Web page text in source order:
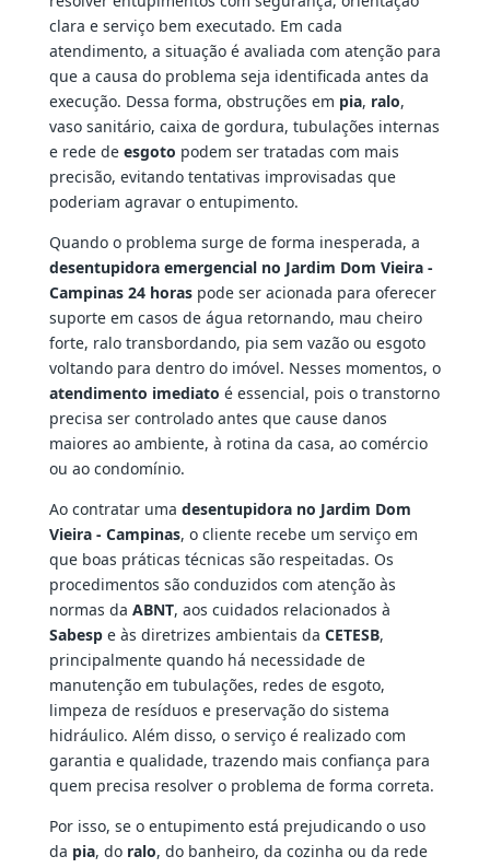
clara e serviço bem executado. Em cada
atendimento, a situação é avaliada com atenção para
que a causa do problema seja identificada antes da
execução. Dessa forma, obstruções em pia, ralo,
vaso sanitário, caixa de gordura, tubulações internas
e rede de esgoto podem ser tratadas com mais
precisão, evitando tentativas improvisadas que
poderiam agravar o entupimento.
Quando o problema surge de forma inesperada, a
desentupidora emergencial no Jardim Dom Vieira -
Campinas 24 horaspode ser acionada para oferecer
suporte em casos de água retornando, mau cheiro
forte, ralo transbordando, pia sem vazão ou esgoto
voltando para dentro do imóvel. Nesses momentos, o
atendimento imediato é essencial, pois o transtorno
precisa ser controlado antes que cause danos
maiores ao ambiente, à rotina da casa, ao comércio
ou ao condomínio.
Ao contratar uma desentupidora no Jardim Dom
Vieira - Campinas, o cliente recebe um serviço em
que boas práticas técnicas são respeitadas. Os
procedimentos são conduzidos com atenção às
normas da ABNT, aos cuidados relacionados à
Sabespe às diretrizes ambientais da CETESB,
principalmente quando há necessidade de
manutenção em tubulações, redes de esgoto,
limpeza de resíduos e preservação do sistema
hidráulico. Além disso, o serviço é realizado com
garantia e qualidade, trazendo mais confiança para
quem precisa resolver o problema de forma correta.
Por isso, se o entupimento está prejudicando o uso
da pia, do ralo, do banheiro, da cozinha ou da rede